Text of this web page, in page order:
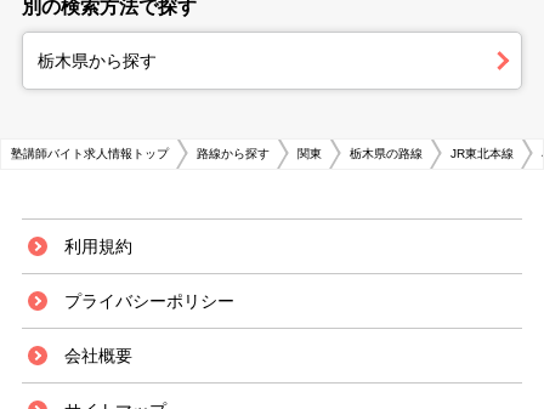
別の検索方法で探す
栃木県から探す
塾講師バイト求人情報トップ 路線から探す 関東 栃木県の路線 JR東北本線
利用規約
プライバシーポリシー
会社概要